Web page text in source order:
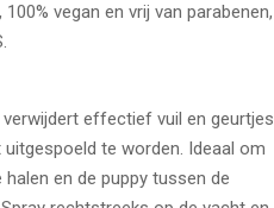
vegan en vrij van parabenen,
effectief vuil en geurtjes
te worden. Ideaal om
en de puppy tussen de